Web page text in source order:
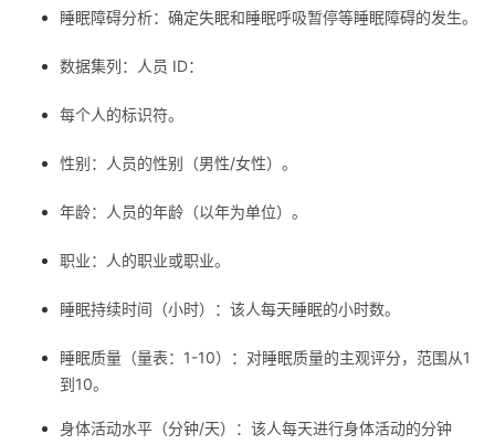
开
发
者
堂
的
Programs
我
的
支
我
睡眠障碍分析：确定失眠和睡眠呼吸暂停等睡眠障碍的发生。
数据集列：人员 ID：
每个人的标识符。
性别：人员的性别（男性/女性）。
年龄：人员的年龄（以年为单位）。
职业：人的职业或职业。
睡眠持续时间（小时）：该人每天睡眠的小时数。
睡眠质量（量表：1-10）：对睡眠质量的主观评分，范围从1
到10。
身体活动水平（分钟/天）：该人每天进行身体活动的分钟